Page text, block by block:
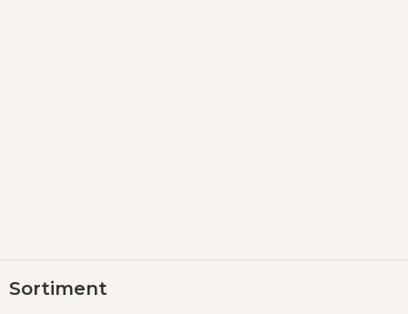
áSortiment